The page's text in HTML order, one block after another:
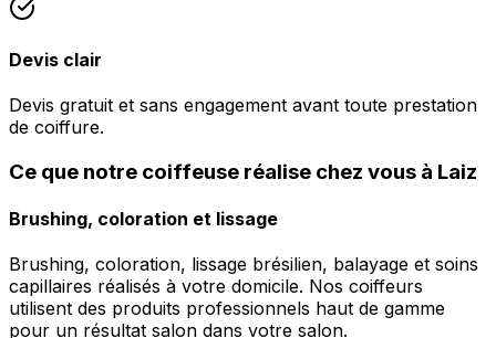
Devis clair
Devis gratuit et sans engagement avant toute prestation
de coiffure.
Ce que notre coiffeuse réalise chez vous à Laiz
Brushing, coloration et lissage
Brushing, coloration, lissage brésilien, balayage et soins
capillaires réalisés à votre domicile. Nos coiffeurs
utilisent des produits professionnels haut de gamme
pour un résultat salon dans votre salon.